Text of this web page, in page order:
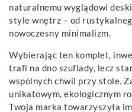
naturalnemu wyglądowi
style wnętrz – od
nowoczesny minimalizm.
Wybierając ten komplet,
trafi na dno szuflady, lecz
wspólnych chwil przy stole.
unikatowym, ekologicznym
Twoja marka towarzyszyła